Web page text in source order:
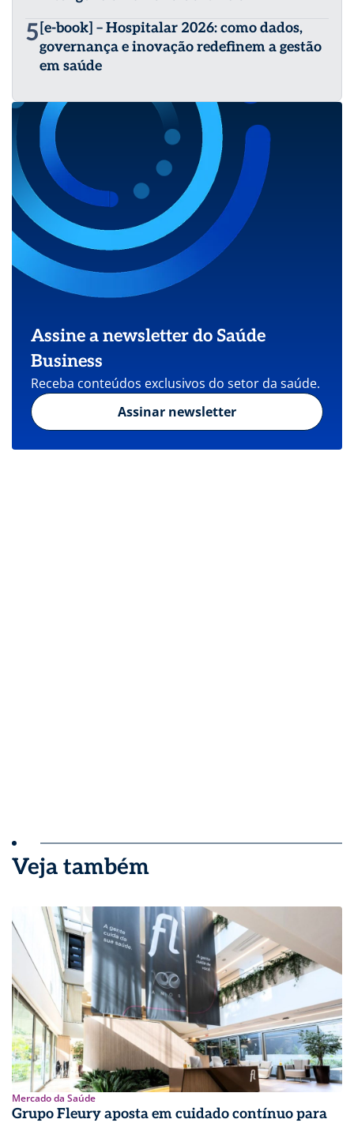
5 [e-book] – Hospitalar 2026: como dados,
governança e inovação redefinem a gestão
em saúde
Assine a newsletter do Saúde
Business
Receba conteúdos exclusivos do setor da saúde.
Assinar newsletter
Veja também
Mercado da Saúde
Grupo Fleury aposta em cuidado contínuo para